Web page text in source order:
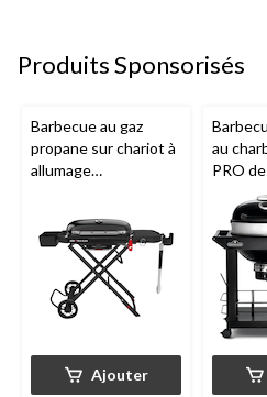
Produits Sponsorisés
Barbecue au gaz
propane sur chariot à
allumage
Weber Traveller en
fonte, noir
Ajouter
au
PRO
grilles